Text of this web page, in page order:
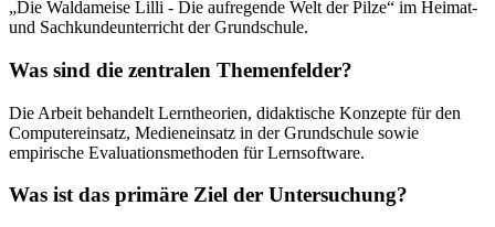
„Die Waldameise Lilli - Die aufregende Welt der Pilze“ im Heimat-
und Sachkundeunterricht der Grundschule.
Was sind die zentralen Themenfelder?
Die Arbeit behandelt Lerntheorien, didaktische Konzepte für den
Computereinsatz, Medieneinsatz in der Grundschule sowie
empirische Evaluationsmethoden für Lernsoftware.
Was ist das primäre Ziel der Untersuchung?